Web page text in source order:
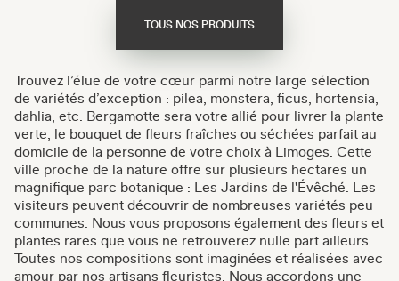
TOUS NOS PRODUITS
Trouvez l’élue de votre cœur parmi notre large sélection
de variétés d’exception : pilea, monstera, ficus, hortensia,
dahlia, etc. Bergamotte sera votre allié pour livrer la plante
verte, le bouquet de fleurs fraîches ou séchées parfait au
domicile de la personne de votre choix à Limoges. Cette
ville proche de la nature offre sur plusieurs hectares un
magnifique parc botanique : Les Jardins de l'Évêché. Les
visiteurs peuvent découvrir de nombreuses variétés peu
communes. Nous vous proposons également des fleurs et
plantes rares que vous ne retrouverez nulle part ailleurs.
Toutes nos compositions sont imaginées et réalisées avec
amour par nos artisans fleuristes. Nous accordons une